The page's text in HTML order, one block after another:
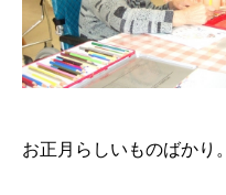
お正月らしいものばかり。